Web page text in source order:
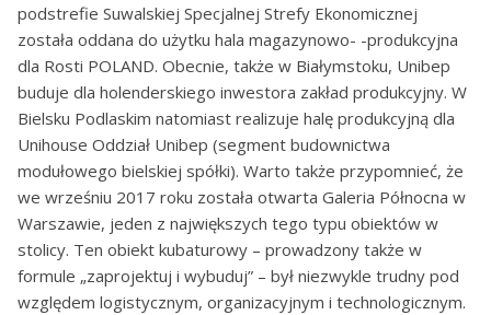
podstrefie Suwalskiej Specjalnej Strefy Ekonomicznej
została oddana do użytku hala magazynowo- -produkcyjna
dla Rosti POLAND. Obecnie, także w Białymstoku, Unibep
buduje dla holenderskiego inwestora zakład produkcyjny. W
Bielsku Podlaskim natomiast realizuje halę produkcyjną dla
Unihouse Oddział Unibep (segment budownictwa
modułowego bielskiej spółki). Warto także przypomnieć, że
we wrześniu 2017 roku została otwarta Galeria Północna w
Warszawie, jeden z największych tego typu obiektów w
stolicy. Ten obiekt kubaturowy – prowadzony także w
formule „zaprojektuj i wybuduj” – był niezwykle trudny pod
względem logistycznym, organizacyjnym i technologicznym.